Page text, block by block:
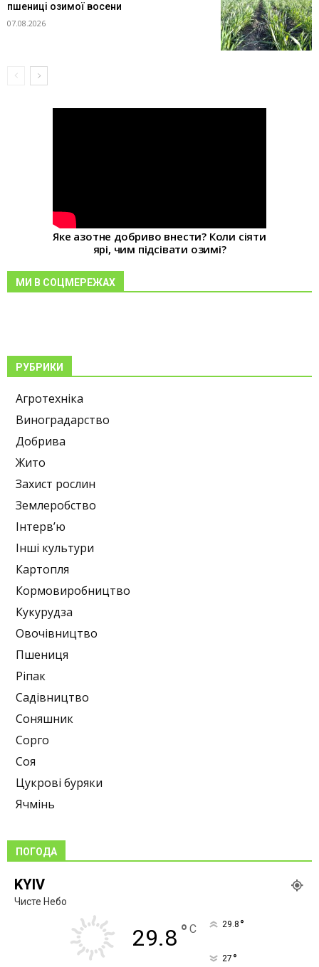
пшениці озимої восени
07.08.2026
Яке азотне добриво внести? Коли сіяти
ярі, чим підсівати озимі?
МИ В СОЦМЕРЕЖАХ
РУБРИКИ
Агротехніка
Виноградарство
Добрива
Жито
Захист рослин
Землеробство
Інтерв’ю
Інші культури
Картопля
Кормовиробництво
Кукурудза
Овочівництво
Пшениця
Ріпак
Садівництво
Соняшник
Сорго
Соя
Цукрові буряки
Ячмінь
ПОГОДА
KYIV
Чисте Небо
29.8 ° C 29.8 °
27 °